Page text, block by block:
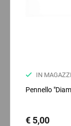
IN
Pennello
€ 5,00